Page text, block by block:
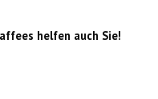
helfen auch Sie!